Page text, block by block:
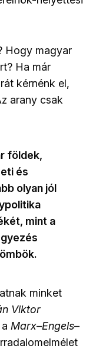
Hogy magyar
Ha már
kérnénk el,
arany csak
földek,
és
olyan jól
mint a
minket
Viktor
Marx–Engels–